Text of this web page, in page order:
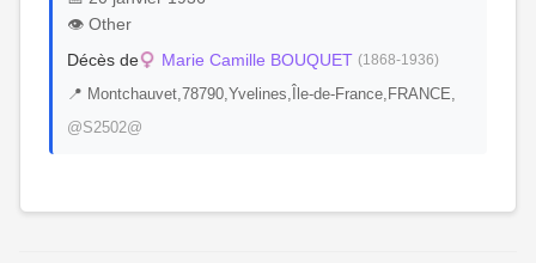
👁️ Other
Décès de
Marie Camille BOUQUET (1868-1936)
📍 Montchauvet,78790,Yvelines,Île-de-France,FRANCE,
@S2502@